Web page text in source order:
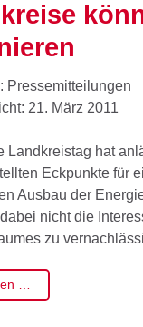
Pressemitteilungen
21. März 2011
Landkreistag hat
Eckpunkte für
Ausbau der
nicht die
zu
…